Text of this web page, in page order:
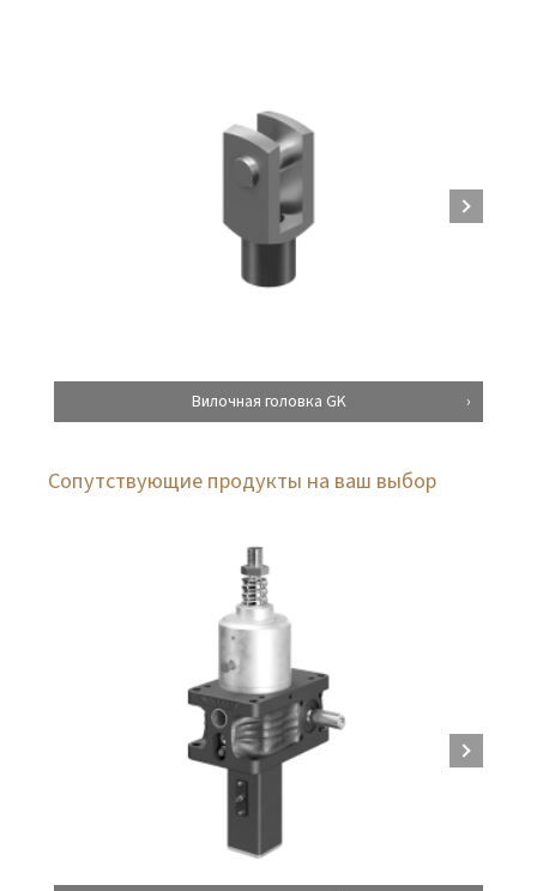
Вилочная головка GK
Сопутствующие продукты на ваш выбор